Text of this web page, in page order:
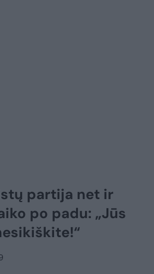
partija net ir
po padu: „Jūs